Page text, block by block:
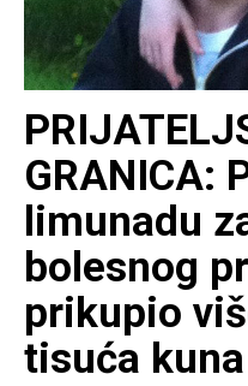
GRANICA:
limunadu
bolesnog
prikupio
tisuća kuna